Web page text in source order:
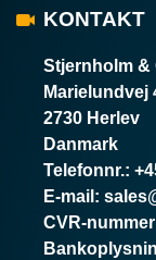
KONTAKT
Stjernholm &
Marielundvej
2730 Herlev
Danmark
Telefonnr.:
E-mail :
CVR-nummer